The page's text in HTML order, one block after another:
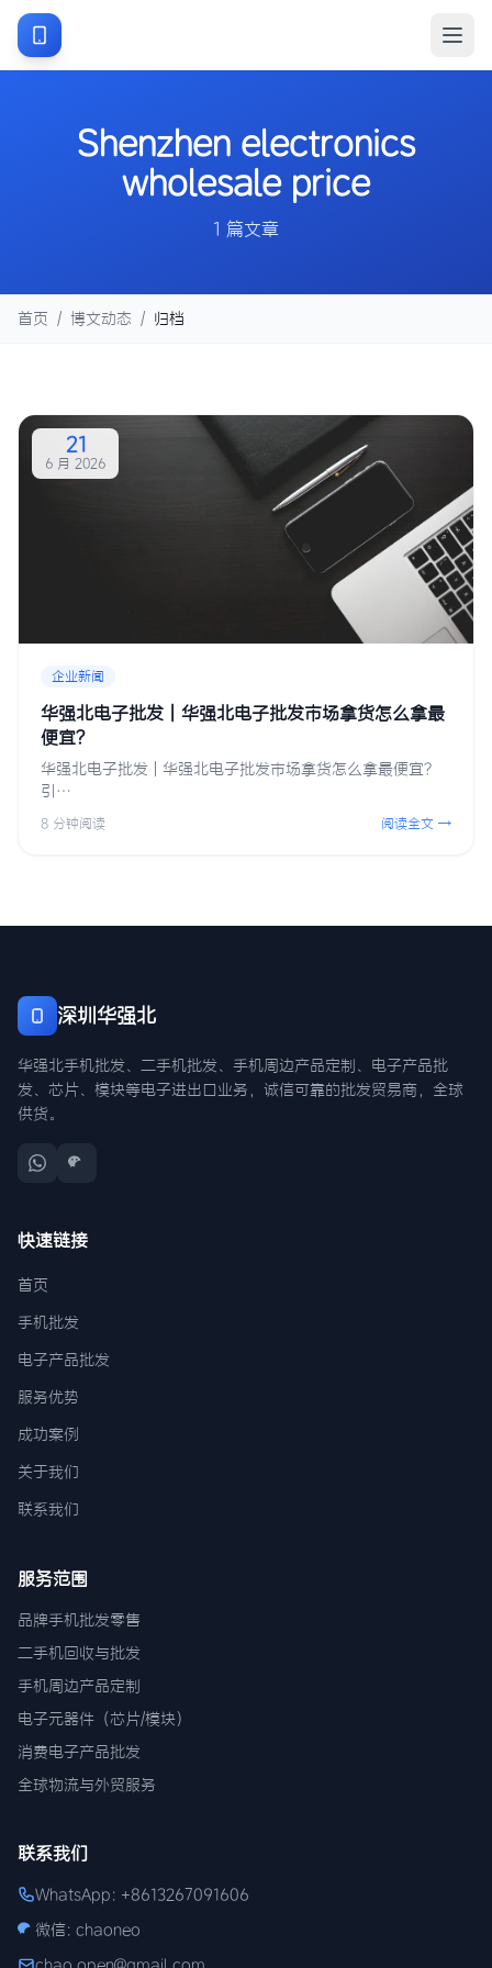
Shenzhen electronics
wholesale price
1 篇文章
首页 / 博文动态 / 归档
21
6 月 2026
企业新闻
华强北电子批发 | 华强北电子批发市场拿货怎么拿最
便宜？
华强北电子批发 | 华强北电子批发市场拿货怎么拿最便宜？
引…
8 分钟阅读 阅读全文 →
深圳华强北
华强北手机批发、二手机批发、手机周边产品定制、电子产品批
发、芯片、模块等电子进出口业务，诚信可靠的批发贸易商，全球
供货。
快速链接
首页
手机批发
电子产品批发
服务优势
成功案例
关于我们
联系我们
服务范围
品牌手机批发零售
二手机回收与批发
手机周边产品定制
电子元器件（芯片/模块）
消费电子产品批发
全球物流与外贸服务
联系我们
WhatsApp: +8613267091606
微信: chaoneo